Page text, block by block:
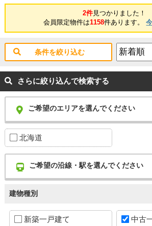
2件見つかりました！
会員限定物件は1158件あります。
条件を絞り込む
さらに絞り込んで検索する
ご希望のエリアを選んでください
北海道
ご希望の沿線・駅を選んでください
建物種別
新築一戸建て 中古